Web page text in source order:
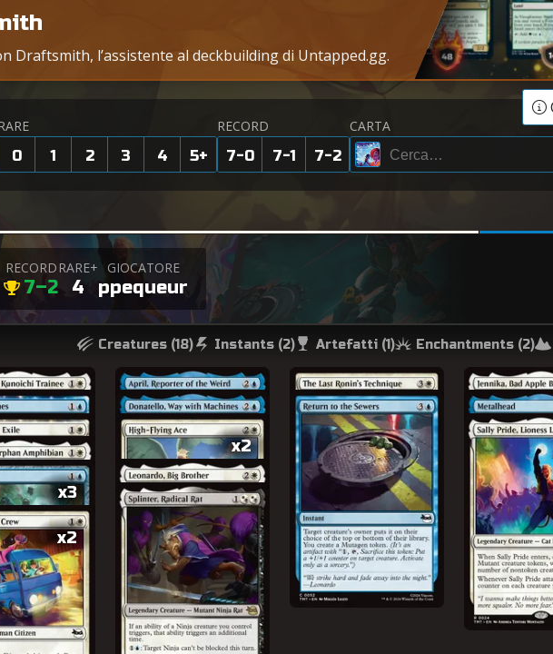
Draftsmith, l’assistente al deckbuilding di Untapped.gg.
0
1 2 3 4 5+
RECORD
7-0
7-1 7-2
CARTA
RECORD
7–2
RARE+
4
GIOCATORE
ppequeur
Creatures (18) Instants (2) Artefatti (1) Enchantments (2)
x3
x2
x2